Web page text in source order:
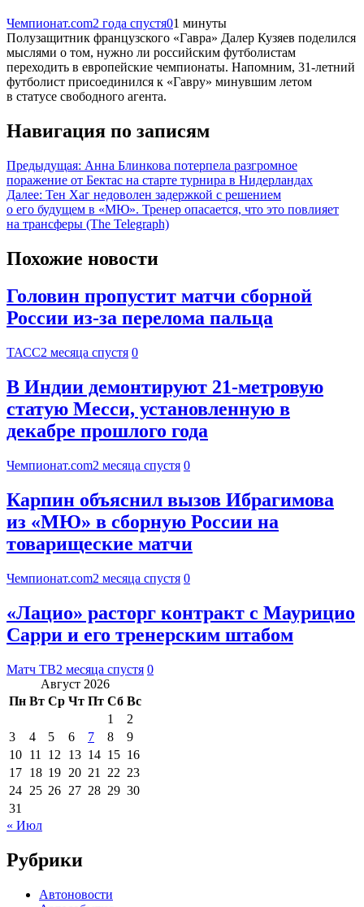
Чемпионат.com2 года спустя01 минуты
Полузащитник французского «Гавра» Далер Кузяев поделился
мыслями о том, нужно ли российским футболистам
переходить в европейские чемпионаты. Напомним, 31-летний
футболист присоединился к «Гавру» минувшим летом
в статусе свободного агента.
Навигация по записям
Предыдущая: Анна Блинкова потерпела разгромное
поражение от Бектас на старте турнира в Нидерландах
Далее: Тен Хаг недоволен задержкой с решением
о его будущем в «МЮ». Тренер опасается, что это повлияет
на трансферы (The Telegraph)
Похожие новости
Головин пропустит матчи сборной
России из-за перелома пальца
ТАСС2 месяца спустя 0
В Индии демонтируют 21-метровую
статую Месси, установленную в
декабре прошлого года
Чемпионат.com2 месяца спустя 0
Карпин объяснил вызов Ибрагимова
из «МЮ» в сборную России на
товарищеские матчи
Чемпионат.com2 месяца спустя 0
«Лацио» расторг контракт с Маурицио
Сарри и его тренерским штабом
Матч ТВ2 месяца спустя 0
Август 2026
Пн Вт Ср Чт Пт Сб Вс
1
2
3
4 5 6 7 8
9
10 11 12 13 14 15 16
17 18 19 20 21 22 23
24 25 26 27 28 29 30
31
« Июл
Рубрики
Автоновости